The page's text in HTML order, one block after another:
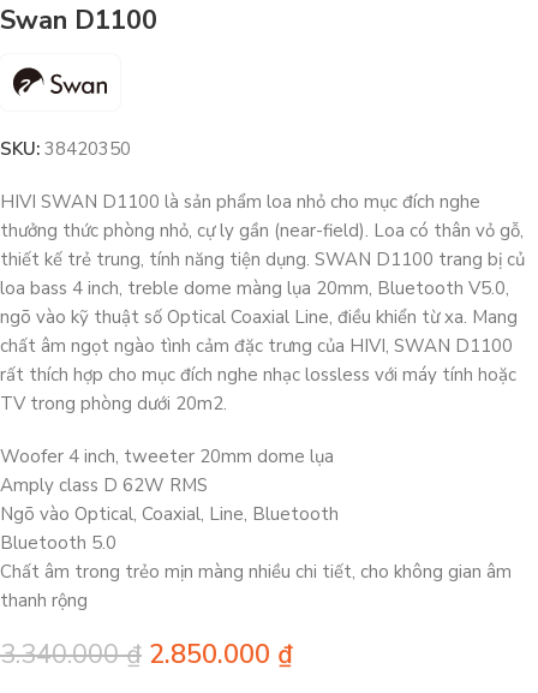
Swan D1100
SKU: 38420350
HIVI SWAN D1100 là sản phẩm loa nhỏ cho mục đích nghe
thưởng thức phòng nhỏ, cự ly gần (near-field). Loa có thân vỏ gỗ,
thiết kế trẻ trung, tính năng tiện dụng. SWAN D1100 trang bị củ
loa bass 4 inch, treble dome màng lụa 20mm, Bluetooth V5.0,
ngõ vào kỹ thuật số Optical Coaxial Line, điều khiển từ xa. Mang
chất âm ngọt ngào tình cảm đặc trưng của HIVI, SWAN D1100
rất thích hợp cho mục đích nghe nhạc lossless với máy tính hoặc
TV trong phòng dưới 20m2.
Woofer 4 inch, tweeter 20mm dome lụa
Amply class D 62W RMS
Ngõ vào Optical, Coaxial, Line, Bluetooth
Bluetooth 5.0
Chất âm trong trẻo mịn màng nhiều chi tiết, cho không gian âm
thanh rộng
3.340.000₫ 2.850.000 ₫